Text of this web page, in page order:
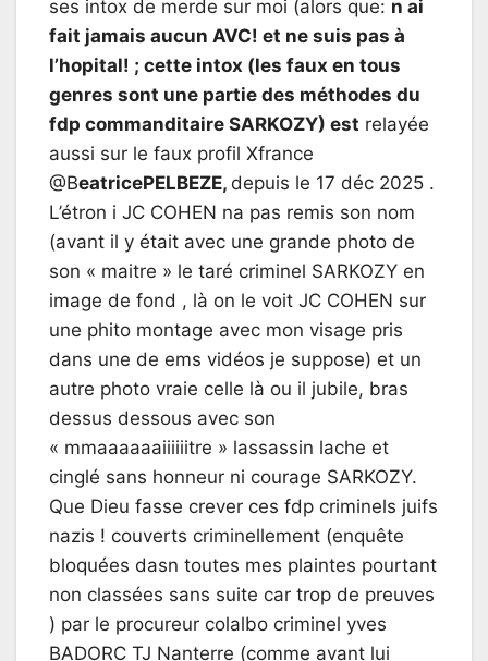
ses intox de merde sur moi (alors que: n ai
fait jamais aucun AVC! et ne suis pas à
l’hopital! ; cette intox (les faux en tous
genres sont une partie des méthodes du
fdp commanditaire SARKOZY) est relayée
aussi sur le faux profil Xfrance
@BeatricePELBEZE, depuis le 17 déc 2025 .
L’étron i JC COHEN na pas remis son nom
(avant il y était avec une grande photo de
son « maitre » le taré criminel SARKOZY en
image de fond , là on le voit JC COHEN sur
une phito montage avec mon visage pris
dans une de ems vidéos je suppose) et un
autre photo vraie celle là ou il jubile, bras
dessus dessous avec son
« mmaaaaaaiiiiiitre » lassassin lache et
cinglé sans honneur ni courage SARKOZY.
Que Dieu fasse crever ces fdp criminels juifs
nazis ! couverts criminellement (enquête
bloquées dasn toutes mes plaintes pourtant
non classées sans suite car trop de preuves
) par le procureur colalbo criminel yves
BADORC TJ Nanterre (comme avant lui